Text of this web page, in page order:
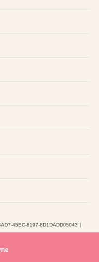
45EC-8197-8D1DADD05043 ｜